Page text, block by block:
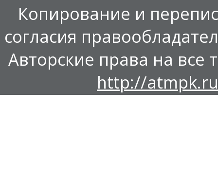
Копирование и
согласия
Авторские права на все
http://